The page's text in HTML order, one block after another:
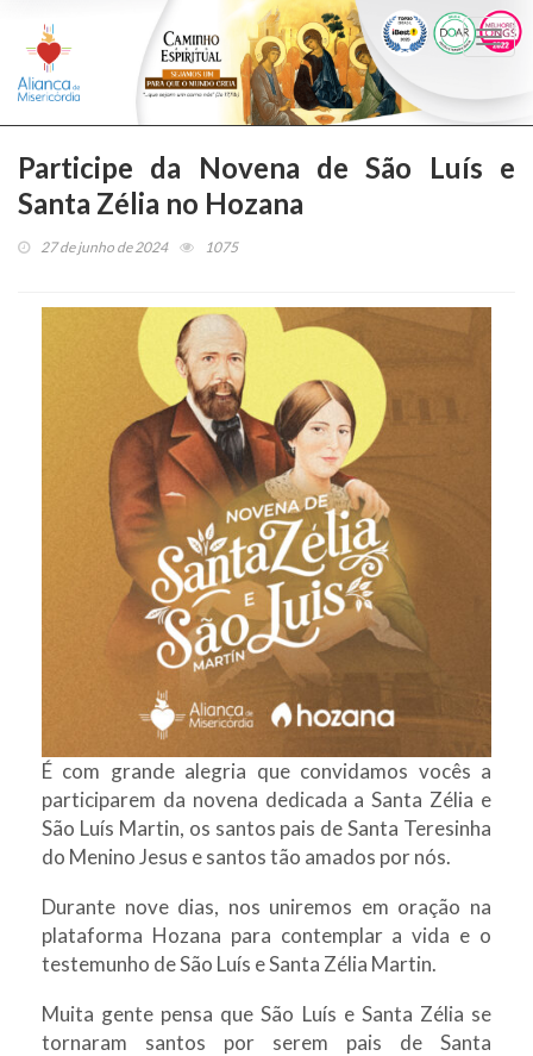
Participe da Novena de São Luís e
Santa Zélia no Hozana
27 de junho de 2024 1075
É com grande alegria que convidamos vocês a
participarem da novena dedicada a Santa Zélia e
São Luís Martin, os santos pais de Santa Teresinha
do Menino Jesus e santos tão amados por nós.
Durante nove dias, nos uniremos em oração na
plataforma Hozana para contemplar a vida e o
testemunho de São Luís e Santa Zélia Martin.
Muita gente pensa que São Luís e Santa Zélia se
tornaram santos por serem pais de Santa